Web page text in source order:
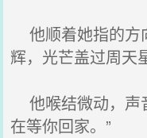
他顺着她指的方
辉，光芒盖过周天
他喉结微动，声
在等你回家。”